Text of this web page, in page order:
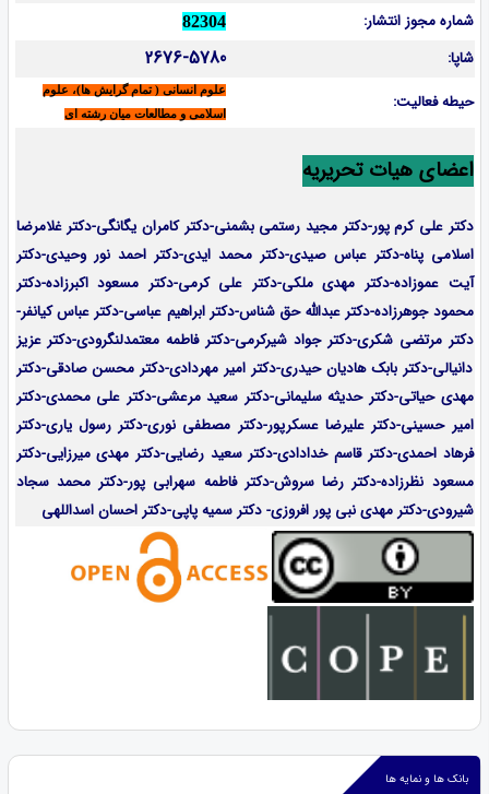
شماره مجوز انتشار:
82304
شاپا: 2676-5780
حیطه فعالیت:
علوم انسانی ( تمام گرایش ها)، علوم
اسلامی و مطالعات میان رشته ای
اعضای هیات تحریریه
دکتر علی کرم پور-دکتر مجید رستمی بشمنی-دکتر کامران یگانگی-دکتر غلامرضا
اسلامی پناه-دکتر عباس صیدی-دکتر محمد ایدی-دکتر احمد نور وحیدی-دکتر
آیت عموزاده-دکتر مهدی ملکی-دکتر علی کرمی-دکتر مسعود اکبرزاده-دکتر
محمود جوهرزاده-دکتر عبدالله حق شناس-دکتر ابراهیم عباسی-دکتر عباس کیانفر-
دکتر مرتضی شکری-دکتر جواد شیرکرمی-دکتر فاطمه معتمدلنگرودی-دکتر عزیز
دانیالی-دکتر بابک هادیان حیدری-دکتر امیر مهردادی-دکتر محسن صادقی-دکتر
مهدی حیاتی-دکتر حدیثه سلیمانی-دکتر سعید مرعشی-دکتر علی محمدی-دکتر
امیر حسینی-دکتر علیرضا عسکرپور-دکتر مصطفی نوری-دکتر رسول یاری-دکتر
فرهاد احمدی-دکتر قاسم خدادادی-دکتر سعید رضایی-دکتر مهدی میرزایی-دکتر
مسعود نظرزاده-دکتر رضا سروش-دکتر فاطمه سهرابی پور-دکتر محمد سجاد
شیرودی-دکتر مهدی نبی پور افروزی- دکتر سمیه پاپی-دکتر احسان اسداللهی
بانک ها و نمایه ها